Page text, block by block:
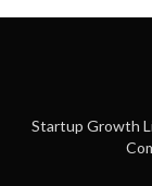
Startup Growth